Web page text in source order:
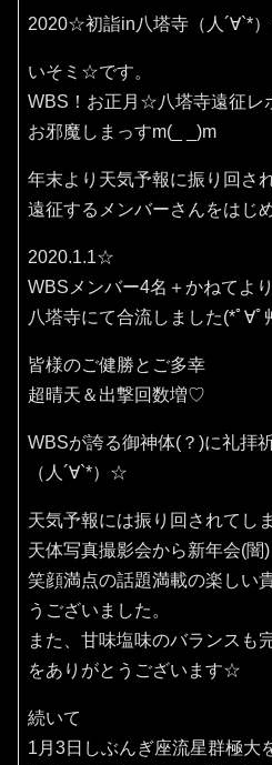
2020☆初詣in八塔寺（人´∀`*
いそミ☆です。
WBS！お正月☆八塔寺遠征レ
お邪魔しまっすm(_ _)m
年末より天気予報に振り回さ
遠征するメンバーさんをはじめ
2020.1.1☆
WBSメンバー4名＋かねてよ
八塔寺にて合流しました(*ﾟ∀ﾟ
皆様のご健勝とご多幸
超晴天＆出撃回数増♡
WBSが誇る御神体(？)に礼拝
（人´∀`*）☆
天気予報には振り回されてし
天体写真撮影会から新年会(闇)
笑顔満点の話題満載の楽しい
うございました。
また、甘味塩味のバランスも
をありがとうございます☆
続いて
1月3日しぶんぎ座流星群極大